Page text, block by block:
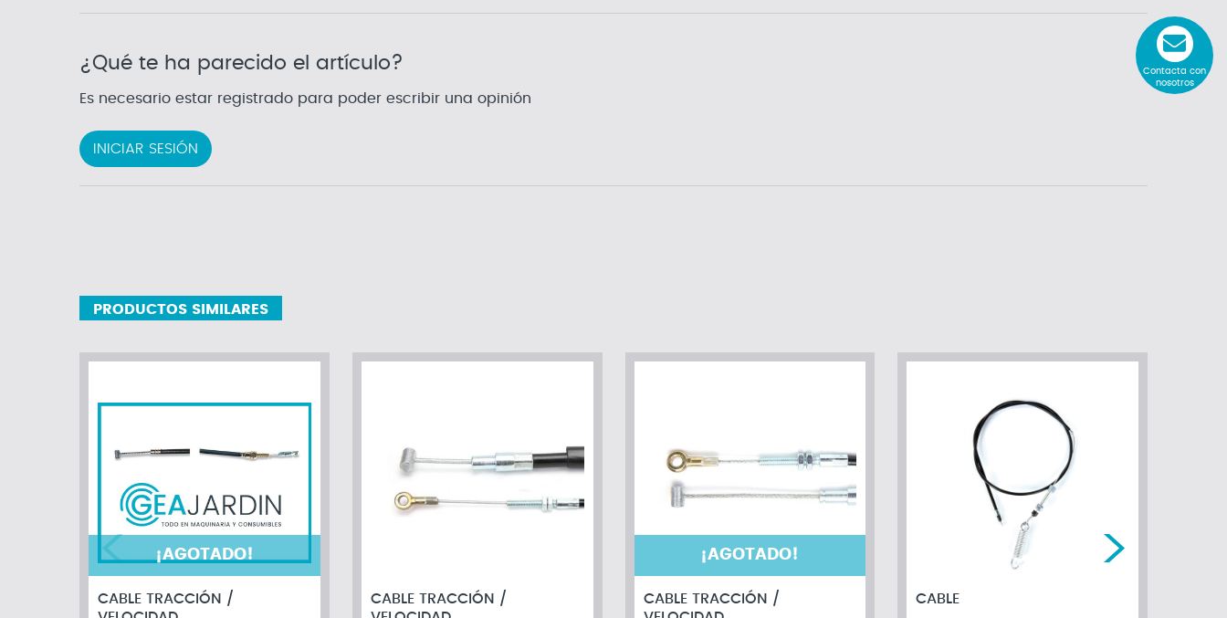
¿Qué te ha parecido el artículo?
Es necesario estar registrado para poder escribir una opinión
INICIAR SESIÓN
PRODUCTOS SIMILARES
¡AGOTADO!
CABLE TRACCIÓN /
CABLE TRACCIÓN /
¡AGOTADO!
CABLE TRACCIÓN /
CABLE
Contacta con
nosotros